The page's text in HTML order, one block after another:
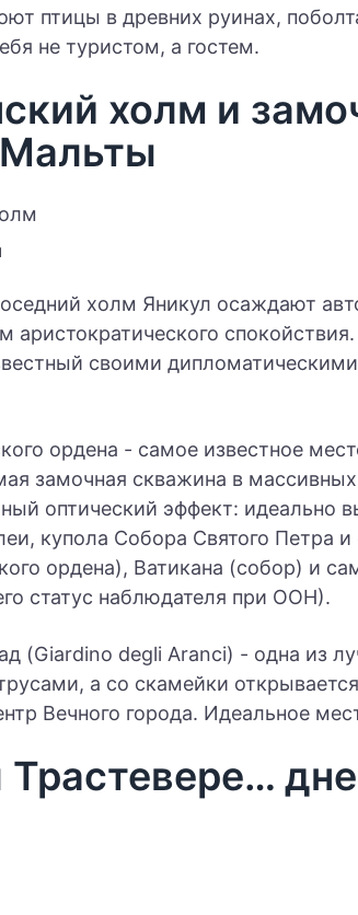
птицы в древних руинах,
не туристом, а гостем.
холм и
холм Яникул осаждают
аристократического
своими
ордена - самое известное
замочная скважина в
оптический эффект: идеально
купола Собора Святого Петра
ордена), Ватикана (собор) и
статус наблюдателя при ООН).
(Giardino degli Aranci) - одна из
а со скамейки
Вечного города. Идеальное
Трастевере…